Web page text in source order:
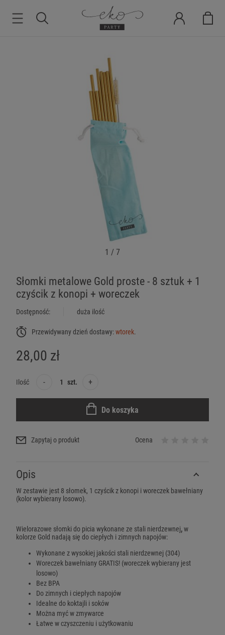
1 / 7
Słomki metalowe Gold proste - 8 sztuk + 1
czyścik z konopi + woreczek
Dostępność: duża ilość
Przewidywany dzień dostawy:wtorek.
28,00 zł
Ilość - szt. +
Do koszyka
Zapytaj o produkt Ocena
Opis
W zestawie jest 8 słomek, 1 czyścik z konopi i woreczek bawełniany
(kolor wybierany losowo).
Wielorazowe słomki do picia wykonane ze stali nierdzewnej,w
kolorze Gold nadają się do ciepłych i zimnych napojów:
Wykonane z wysokiej jakości stali nierdzewnej (304)
Woreczek bawełniany GRATIS! (woreczek wybierany jest
losowo)
Bez BPA
Do zimnych i ciepłych napojów
Idealne do koktajli i soków
Można myć w zmywarce
Łatwe w czyszczeniu i użytkowaniu